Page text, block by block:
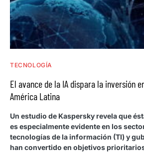
TECNOLOGÍA
El avance de la IA dispara la inversión
América Latina
Un estudio de Kaspersky revela que
es especialmente evidente en los
tecnologías de la información (TI) y
han convertido en objetivos